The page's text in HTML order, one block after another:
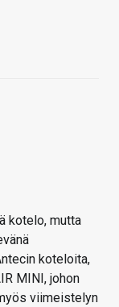
kotelo, mutta
koteloita,
MINI, johon
viimeistelyn